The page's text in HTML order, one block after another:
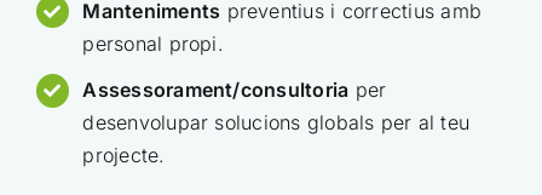
Manteniments preventius i correctius amb
personal propi.
Assessorament/consultoria per
desenvolupar solucions globals per al teu
projecte.